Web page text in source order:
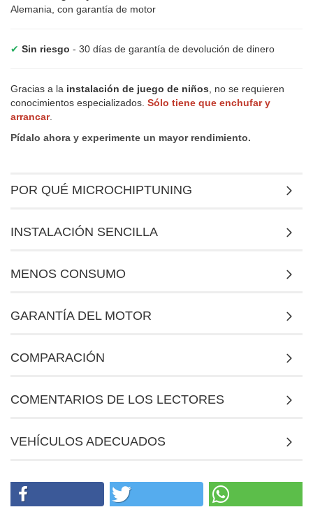
Alemania, con garantía de motor
✔ Sin riesgo - 30 días de garantía de devolución de dinero
Gracias a la instalación de juego de niños , no se requieren
conocimientos especializados. Sólo tiene que enchufar y
arrancar.
Pídalo ahora y experimente un mayor rendimiento.
POR QUÉ MICROCHIPTUNING
INSTALACIÓN SENCILLA
MENOS CONSUMO
GARANTÍA DEL MOTOR
COMPARACIÓN
COMENTARIOS DE LOS LECTORES
VEHÍCULOS ADECUADOS